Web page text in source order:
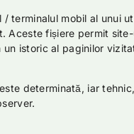
mobil al unui
fișiere permit
istoric al paginilor
determinată, iar